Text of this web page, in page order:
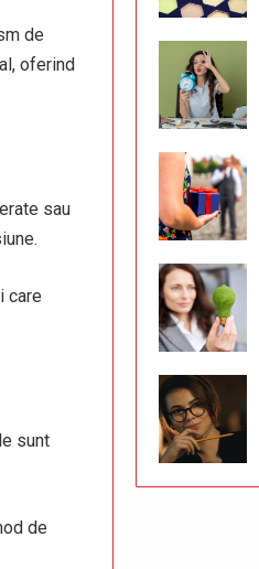
de
oferind
sau
care
sunt
de